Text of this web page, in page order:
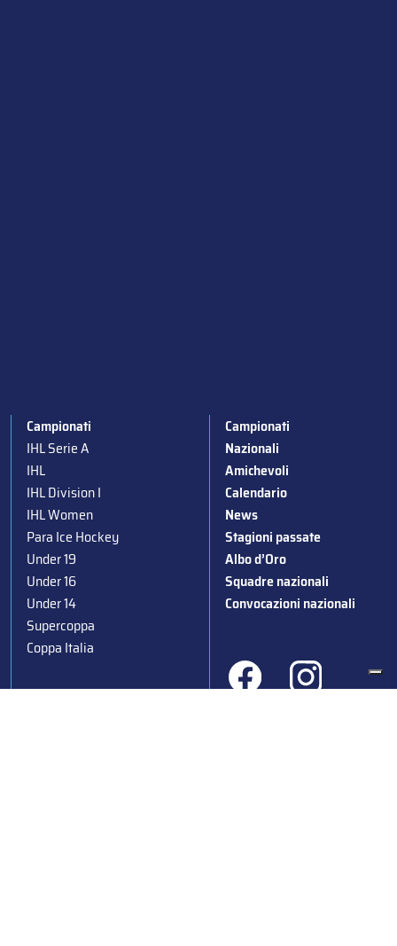
Campionati
IHL Serie A
IHL
IHL Division I
IHL Women
Para Ice Hockey
Under 19
Under 16
Under 14
Supercoppa
Coppa Italia
Campionati
Nazionali
Amichevoli
Calendario
News
Stagioni passate
Albo d’Oro
Squadre nazionali
Convocazioni nazionali